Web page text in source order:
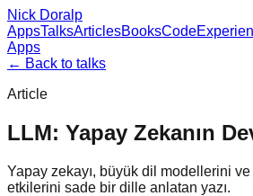
Nick Doralp
AppsTalksArticlesBooksCode
Apps
← Back to talks
Article
LLM: Yapay Zekanın
Yapay zekayı, büyük dil modellerini
etkilerini sade bir dille anlatan yazı.